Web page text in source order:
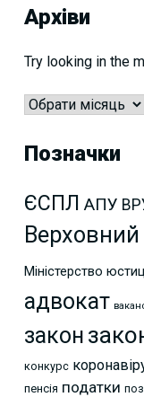
Архіви
Try looking in the
Архіви
Позначки
ЄСПЛ АПУ
Верховний
Міністерство
адвокат
закон
конкурс
пенсія податки